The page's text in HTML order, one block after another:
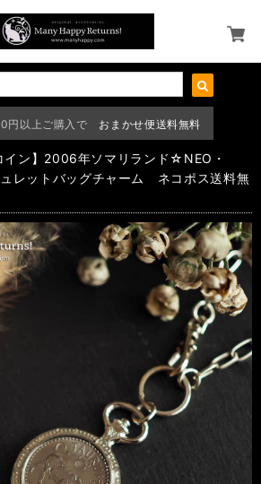
円以上ご購入で おまかせ便送料無料
ン】2006年ソマリランド☆NEO・
レットバッグチャーム ネコポス送料無